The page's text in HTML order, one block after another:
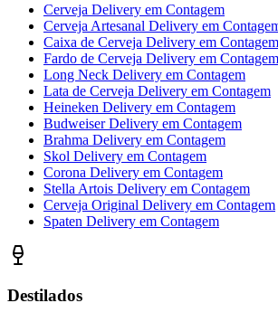
Cerveja Delivery em Contagem
Cerveja Artesanal Delivery em
Caixa de Cerveja Delivery em Contagem
Fardo de Cerveja Delivery em Contagem
Long Neck Delivery em Contagem
Lata de Cerveja Delivery em Contagem
Heineken Delivery em Contagem
Budweiser Delivery em Contagem
Brahma Delivery em Contagem
Skol Delivery em Contagem
Corona Delivery em Contagem
Stella Artois Delivery em Contagem
Cerveja Original Delivery em Contagem
Spaten Delivery em Contagem
Destilados